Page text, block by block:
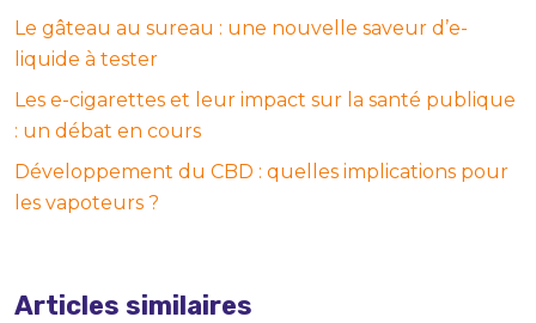
Le gâteau au sureau : une nouvelle saveur d’e-
liquide à tester
Les e-cigarettes et leur impact sur la santé publique
: un débat en cours
Développement du CBD : quelles implications pour
les vapoteurs ?
Articles similaires